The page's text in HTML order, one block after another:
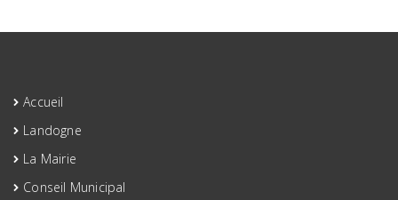
Accueil
Landogne
La Mairie
Conseil Municipal